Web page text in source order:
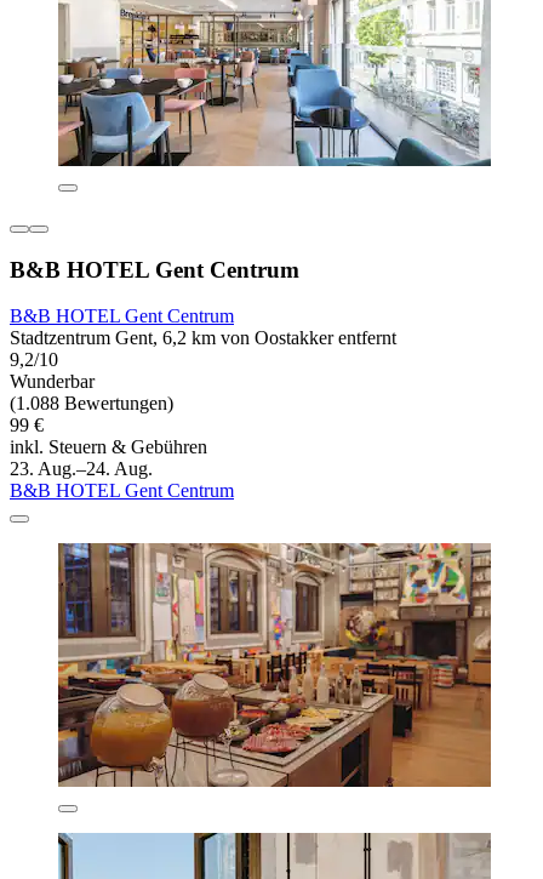
B&B HOTEL Gent Centrum
B&B HOTEL Gent Centrum
Stadtzentrum Gent, 6,2 km von Oostakker entfernt
9,2/10
Wunderbar
(1.088 Bewertungen)
99 €
inkl. Steuern & Gebühren
23. Aug.–24. Aug.
B&B HOTEL Gent Centrum